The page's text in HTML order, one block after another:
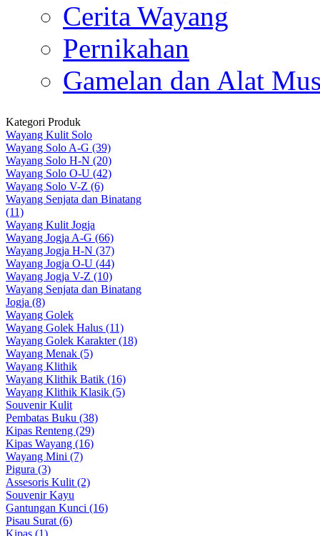
Cerita Wayang
Pernikahan
Gamelan dan Alat
Kategori Produk
Wayang Kulit Solo
Wayang Solo A-G (39)
Wayang Solo H-N (20)
Wayang Solo O-U (42)
Wayang Solo V-Z (6)
Wayang Senjata dan Binatang
(11)
Wayang Kulit Jogja
Wayang Jogja A-G (66)
Wayang Jogja H-N (37)
Wayang Jogja O-U (44)
Wayang Jogja V-Z (10)
Wayang Senjata dan Binatang
Jogja (8)
Wayang Golek
Wayang Golek Halus (11)
Wayang Golek Karakter (18)
Wayang Menak (5)
Wayang Klithik
Wayang Klithik Batik (16)
Wayang Klithik Klasik (5)
Souvenir Kulit
Pembatas Buku (38)
Kipas Renteng (29)
Kipas Wayang (16)
Wayang Mini (7)
Pigura (3)
Assesoris Kulit (2)
Souvenir Kayu
Gantungan Kunci (16)
Pisau Surat (6)
Kipas (1)